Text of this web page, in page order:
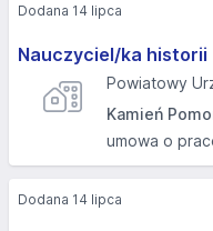
Nauczyciel/ka historii
Powiatowy
Kamień
umowa o
Dodana 14 lipca
Dodana 14 lipca